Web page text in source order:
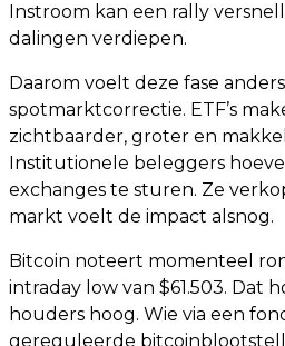
Instroom kan een rally
dalingen verdiepen.
Daarom voelt deze fase
spotmarktcorrectie. ETF’s
zichtbaarder, groter en
Institutionele beleggers
exchanges te sturen. Ze
markt voelt de impact alsnog.
Bitcoin noteert momenteel
intraday low van $61.503. Dat
houders hoog. Wie via een
gereguleerde